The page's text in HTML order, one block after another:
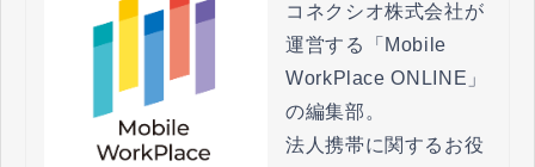
コネクシオ株式会社が
運営する「Mobile
WorkPlace ONLINE」
の編集部。
法人携帯に関するお役